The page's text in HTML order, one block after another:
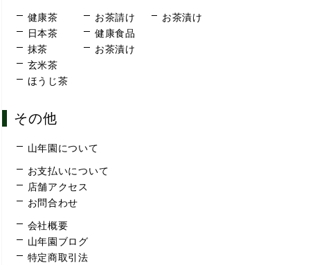
健康茶
日本茶
抹茶
玄米茶
ほうじ茶
お茶請け
健康食品
お茶漬け
お茶漬け
その他
山年園について
お支払いについて
店舗アクセス
お問合わせ
会社概要
山年園ブログ
特定商取引法